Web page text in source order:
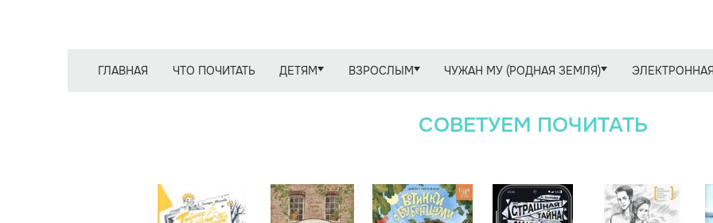
ГЛАВНАЯ ЧТО ПОЧИТАТЬ ДЕТЯМ ВЗРОСЛЫМ ЧУЖАН МУ (РОДНАЯ ЗЕМЛЯ)
СОВЕТУЕМ ПОЧИТАТЬ